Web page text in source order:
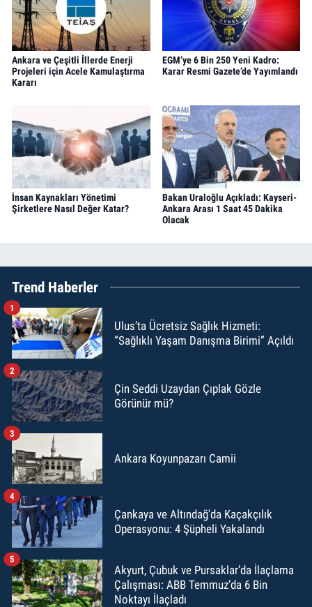
Ankara ve Çeşitli İllerde Enerji
Projeleri için Acele Kamulaştırma
Kararı
EGM’ye 6 Bin 250 Yeni Kadro:
Karar Resmi Gazete’de Yayımlandı
İnsan Kaynakları Yönetimi
Şirketlere Nasıl Değer Katar?
Bakan Uraloğlu Açıkladı: Kayseri-
Ankara Arası 1 Saat 45 Dakika
Olacak
Trend Haberler
Ulus’ta Ücretsiz Sağlık Hizmeti:
“Sağlıklı Yaşam Danışma Birimi” Açıldı
1
Çin Seddi Uzaydan Çıplak Gözle
Görünür mü?
2
Ankara Koyunpazarı Camii
3
Çankaya ve Altındağ'da Kaçakçılık
Operasyonu: 4 Şüpheli Yakalandı
4
Akyurt, Çubuk ve Pursaklar’da İlaçlama
Çalışması: ABB Temmuz’da 6 Bin
Noktayı İlaçladı
5